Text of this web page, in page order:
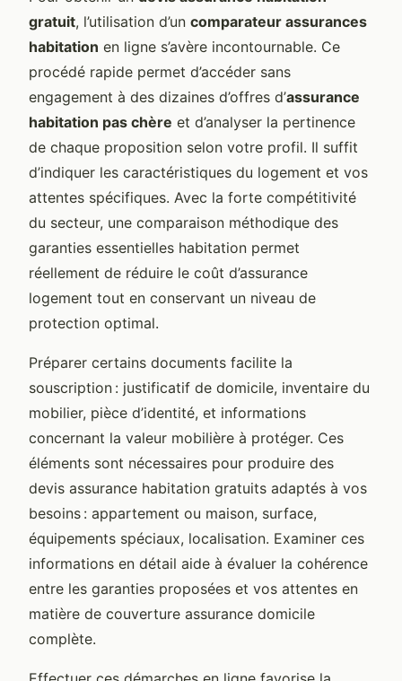
gratuit, l’utilisation d’un comparateur assurances
habitation en ligne s’avère incontournable. Ce
procédé rapide permet d’accéder sans
engagement à des dizaines d’offres d’assurance
habitation pas chère et d’analyser la pertinence
de chaque proposition selon votre profil. Il suffit
d’indiquer les caractéristiques du logement et vos
attentes spécifiques. Avec la forte compétitivité
du secteur, une comparaison méthodique des
garanties essentielles habitation permet
réellement de réduire le coût d’assurance
logement tout en conservant un niveau de
protection optimal.
Préparer certains documents facilite la
souscription : justificatif de domicile, inventaire du
mobilier, pièce d’identité, et informations
concernant la valeur mobilière à protéger. Ces
éléments sont nécessaires pour produire des
devis assurance habitation gratuits adaptés à vos
besoins : appartement ou maison, surface,
équipements spéciaux, localisation. Examiner ces
informations en détail aide à évaluer la cohérence
entre les garanties proposées et vos attentes en
matière de couverture assurance domicile
complète.